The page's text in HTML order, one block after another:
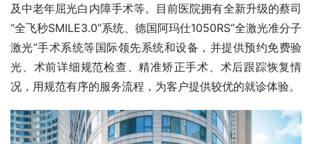
及中老年屈光白内障手术等。目前医院拥有全新升级的蔡司
“全飞秒SMILE3.0”系统、德国阿玛仕1050RS“全激光准分子
激光”手术系统等国际领先系统和设备，并提供预约免费验
光、术前详细规范检查、精准矫正手术、术后跟踪恢复情
况，用规范有序的服务流程，为客户提供较优的就诊体验。